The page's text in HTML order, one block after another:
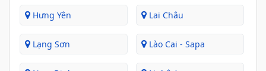
Hưng Yên Lai Châu
Lạng Sơn Lào Cai - Sapa